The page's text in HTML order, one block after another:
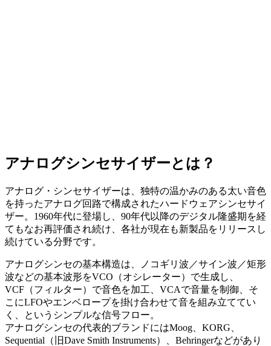
アナログシンセサイザーとは？
アナログ・シンセサイザーは、独特の温かみのある太い音色
を持ったアナログ回路で構成されたハードウェアシンセサイ
ザー。1960年代に登場し、90年代以降のデジタル隆盛期を経
てもなお再評価され続け、各社が現在も新製品をリリースし
続けている分野です。
アナログシンセの基本構造は、ノコギリ波／サイン波／矩形
波などの基本波形をVCO（オシレーター）で生成し、
VCF（フィルター）で音色を加工、VCAで音量を制御、そ
こにLFOやエンベロープを掛け合わせて音を組み立ててい
く、というシンプルな信号フロー。
アナログシンセの代表的ブランドにはMoog、KORG、
Sequential（旧Dave Smith Instruments）、Behringerなどがあり